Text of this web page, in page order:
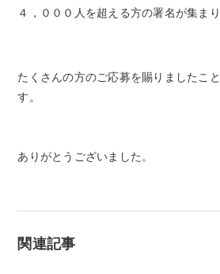
４，０００人を超える方の署名が集まり
たくさんの方のご応募を賜りましたこ
す。
ありがとうございました。
関連記事